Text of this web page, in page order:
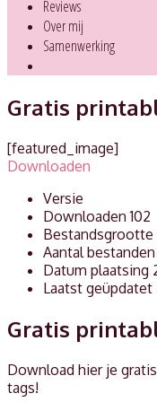
Reviews
Over mij
Samenwerking
Gratis
[featured_image]
Downloaden
Versie
Downloaden102
Bestandsgrootte
Aantal
Datum plaatsing
Laatst geüpdatet
Gratis
Download hier je
tags!